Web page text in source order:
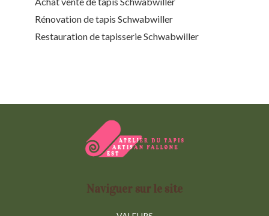
Rénovation de tapis Schwabwiller
Restauration de tapisserie Schwabwiller
Naviguer sur le site